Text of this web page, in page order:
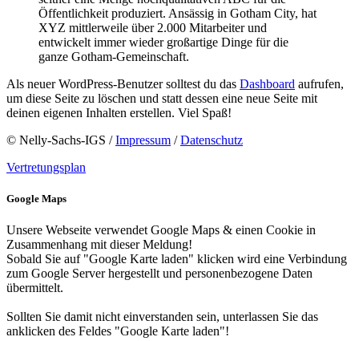
Öffentlichkeit produziert. Ansässig in Gotham City, hat
XYZ mittlerweile über 2.000 Mitarbeiter und
entwickelt immer wieder großartige Dinge für die
ganze Gotham-Gemeinschaft.
Als neuer WordPress-Benutzer solltest du das Dashboard aufrufen,
um diese Seite zu löschen und statt dessen eine neue Seite mit
deinen eigenen Inhalten erstellen. Viel Spaß!
© Nelly-Sachs-IGS /Impressum /Datenschutz
Vertretungsplan
Google Maps
Unsere Webseite verwendet Google Maps & einen Cookie in
Zusammenhang mit dieser Meldung!
Sobald Sie auf "Google Karte laden" klicken wird eine Verbindung
zum Google Server hergestellt und personenbezogene Daten
übermittelt.
Sollten Sie damit nicht einverstanden sein, unterlassen Sie das
anklicken des Feldes "Google Karte laden"!